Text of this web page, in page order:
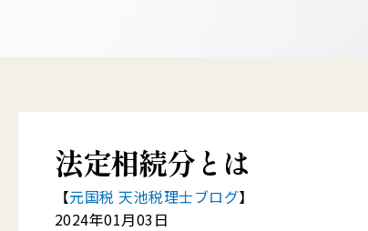
法定相続分とは
【元国税 天池税理士ブログ】
2024年01月03日